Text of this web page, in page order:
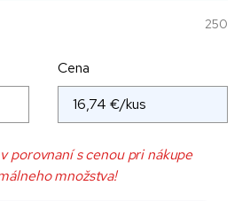
250
Cena
porovnaní s cenou pri nákupe
množstva!